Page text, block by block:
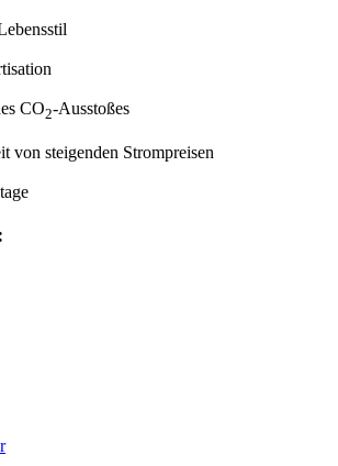
CO2-Ausstoßes
von steigenden Strompreisen